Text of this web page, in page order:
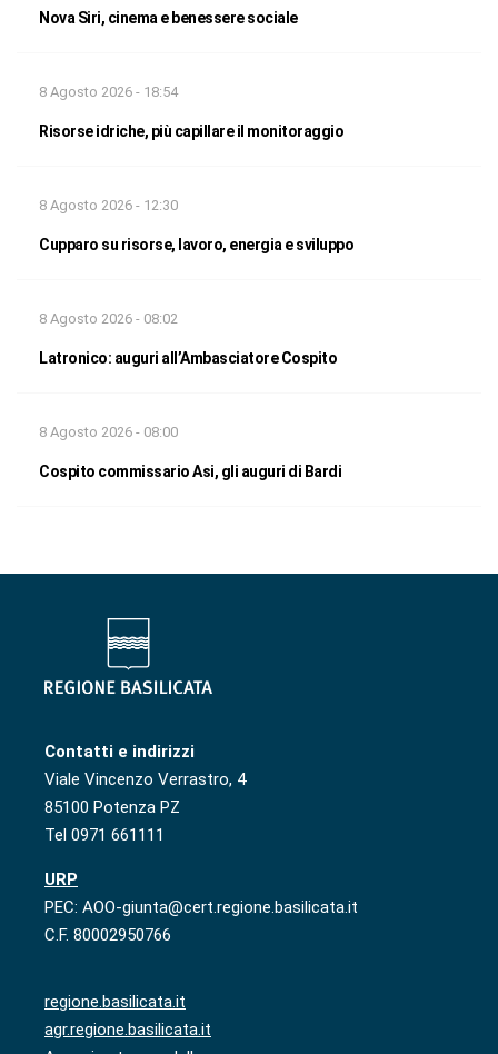
Nova Siri, cinema e benessere sociale
8 Agosto 2026 - 18:54
Risorse idriche, più capillare il monitoraggio
8 Agosto 2026 - 12:30
Cupparo su risorse, lavoro, energia e sviluppo
8 Agosto 2026 - 08:02
Latronico: auguri all’Ambasciatore Cospito
8 Agosto 2026 - 08:00
Cospito commissario Asi, gli auguri di Bardi
Contatti e indirizzi
Viale Vincenzo Verrastro, 4
85100 Potenza PZ
Tel 0971 661111
URP
PEC: AOO-giunta@cert.regione.basilicata.it
C.F. 80002950766
regione.basilicata.it
agr.regione.basilicata.it